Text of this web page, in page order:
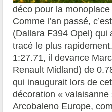
déco pour la
Comme l’an passé,
(Dallara F394 Opel) qui
tracé le plus
1:27.71, il devance
Renault Midland) de
qui inaugurait lors de
décoration «
Arcobaleno Europe,